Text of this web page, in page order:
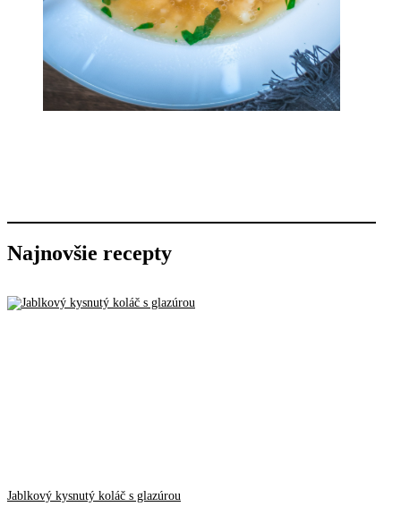
Najnovšie recepty
Jablkový kysnutý koláč s glazúrou